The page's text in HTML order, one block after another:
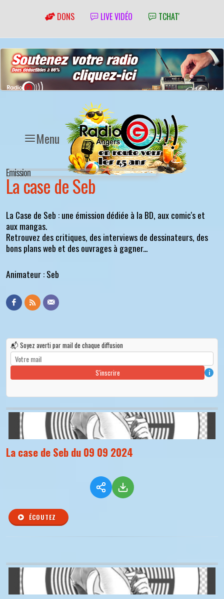
DONS LIVE VIDÉO TCHAT'
Menu
Emission
La case de Seb
La Case de Seb : une émission dédiée à la BD, aux comic's et
aux mangas.
Retrouvez des critiques, des interviews de dessinateurs, des
bons plans web et des ouvrages à gagner...
Animateur : Seb
📬 Soyez averti par mail de chaque diffusion
S'inscrire i
La case de Seb du 09 09 2024
ÉCOUTEZ